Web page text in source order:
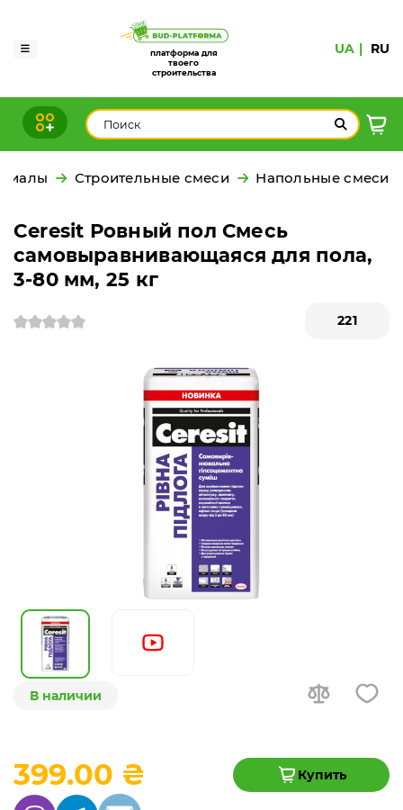
платформа для
твоего
строительства
UA RU
Строительные смеси Напольные смеси
Ceresit Ровный пол Смесь
самовыравнивающаяся для пола,
3-80 мм, 25 кг
221
В наличии
399.00 ₴ Купить